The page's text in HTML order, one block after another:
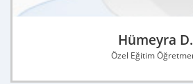
Hümeyra D.
Özel Eğitim